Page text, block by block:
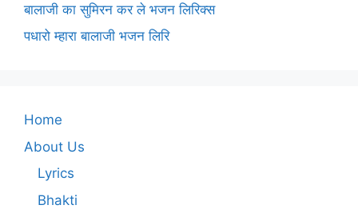
बालाजी का सुमिरन कर ले भजन लिरिक्स
पधारो म्हारा बालाजी भजन लिरि
Home
About Us
Lyrics
Bhakti